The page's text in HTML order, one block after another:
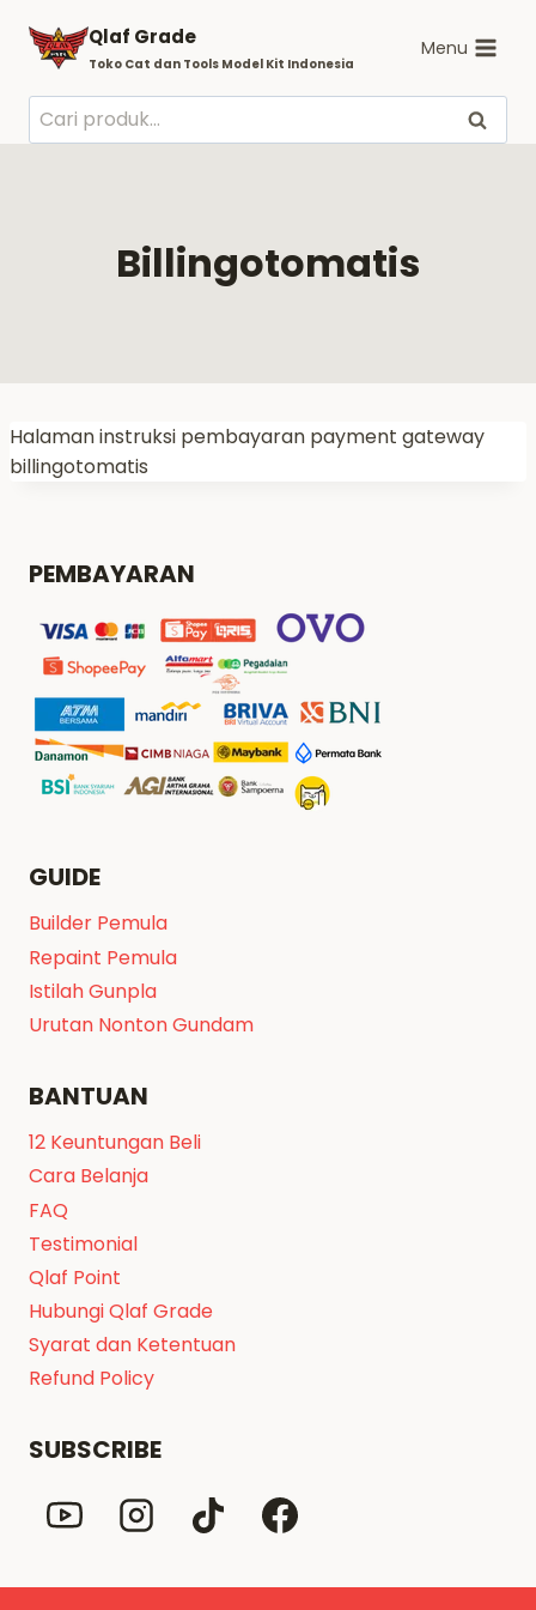
content
Qlaf Grade
Toko Cat dan Tools Model Kit Indonesia
Menu
Pencarian
untuk:
Cari
Billingotomatis
Halaman instruksi pembayaran payment gateway
billingotomatis
PEMBAYARAN
GUIDE
Builder Pemula
Repaint Pemula
Istilah Gunpla
Urutan Nonton Gundam
BANTUAN
12 Keuntungan Beli
Cara Belanja
FAQ
Testimonial
Qlaf Point
Hubungi Qlaf Grade
Syarat dan Ketentuan
Refund Policy
SUBSCRIBE